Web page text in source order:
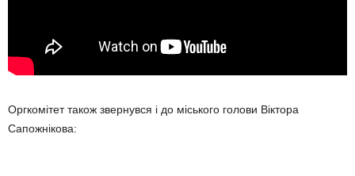
Оргкомітет також звернувся і до міського голови Віктора
Сапожнікова: